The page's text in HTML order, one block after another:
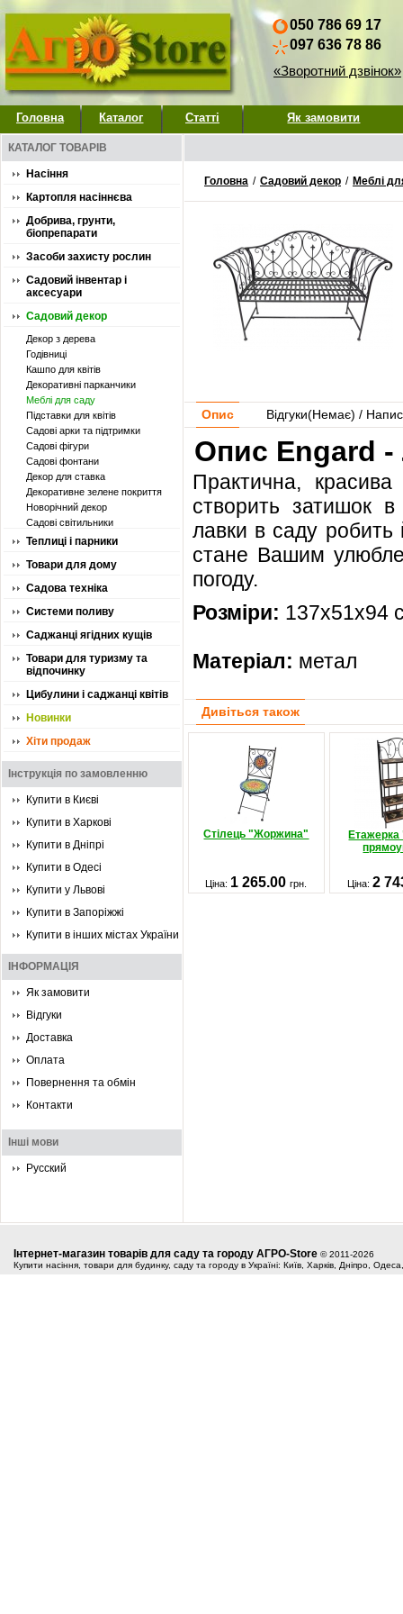
050 786 69 17
097 636 78 86
«Зворотний дзвінок»
Головна Каталог Статті Як замовити
КАТАЛОГ ТОВАРІВ
Насіння
Картопля насіннєва
Добрива, грунти,
біопрепарати
Засоби захисту рослин
Садовий інвентар і
аксесуари
Садовий декор
Декор з дерева
Годівниці
Кашпо для квітів
Декоративні парканчики
Меблі для саду
Підставки для квітів
Садові арки та підтримки
Садові фігури
Садові фонтани
Декор для ставка
Декоративне зелене покриття
Новорічний декор
Садові світильники
Теплиці і парники
Товари для дому
Садова техніка
Системи поливу
Саджанці ягідних кущів
Товари для туризму та
відпочинку
Цибулини і саджанці квітів
Новинки
Хіти продаж
Інструкція по замовленню
Купити в Києві
Купити в Харкові
Купити в Дніпрі
Купити в Одесі
Купити у Львові
Купити в Запоріжжі
Купити в інших містах України
ІНФОРМАЦІЯ
Як замовити
Відгуки
Доставка
Оплата
Повернення та обмін
Контакти
Інші мови
Русский
Головна / Садовий декор / Меблі
Опис Відгуки(Немає) /
Опис Engard
Практична,
створить затишок в
лавки в саду робить
стане Вашим
погоду.
Розміри: 137х51х94
Матеріал: метал
Дивіться також
Стілець "Жоржина"
Етажерка
Ціна: 1 265.00грн. Ціна: 2
Інтернет-магазин товарів для саду та городу АГРО-Store © 2011-2026
Купити насіння, товари для будинку, саду та городу в Україні: Київ, Харків, Дніпро,